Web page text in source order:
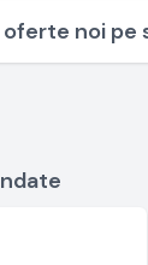
oferte noi pe